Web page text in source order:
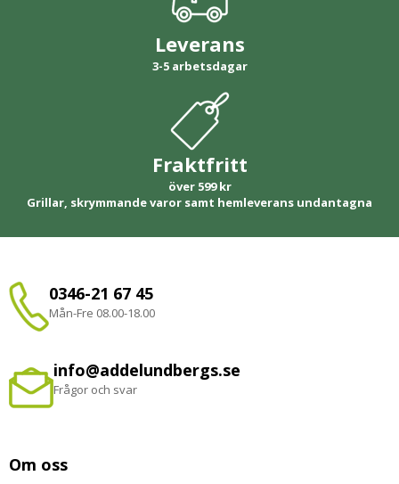
Leverans
3-5 arbetsdagar
Fraktfritt
över 599 kr
Grillar, skrymmande varor samt hemleverans undantagna
0346-21 67 45
Mån-Fre 08.00-18.00
info@addelundbergs.se
Frågor och svar
Om oss